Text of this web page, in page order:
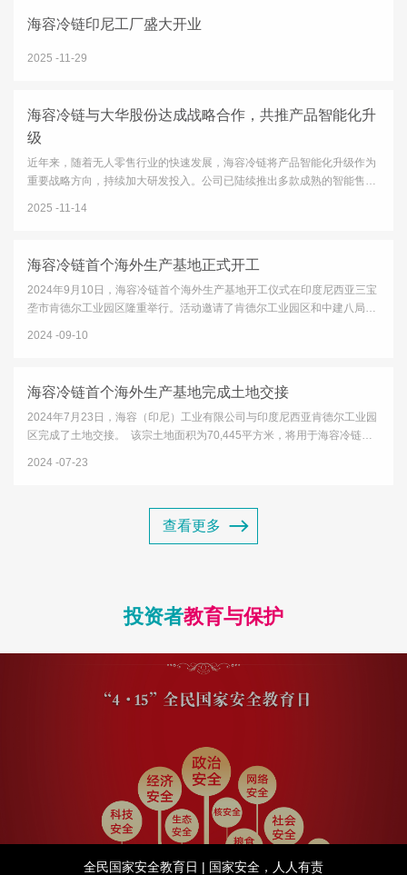
海容冷链印尼工厂盛大开业
2025 11-29
海容冷链与大华股份达成战略合作，共推产品智能化升
级
近年来，随着无人零售行业的快速发展，海容冷链将产品智能化升级作为
重要战略方向，持续加大研发投入。公司已陆续推出多款成熟的智能售货
2025 11-14
海容冷链首个海外生产基地正式开工
2024年9月10日，海容冷链首个海外生产基地开工仪式在印度尼西亚三宝
垄市肯德尔工业园区隆重举行。活动邀请了肯德尔工业园区和中建八局的
2024 09-10
海容冷链首个海外生产基地完成土地交接
2024年7月23日，海容（印尼）工业有限公司与印度尼西亚肯德尔工业园
区完成了土地交接。 该宗土地面积为70,445平方米，将用于海容冷链首
2024 07-23
查看更多
投资者教育与保护
全民国家安全教育日 | 国家安全，人人有责